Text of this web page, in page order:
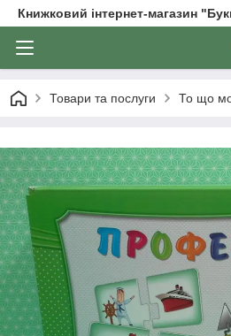
Книжковий інтернет-магазин
Товари та послуги То що